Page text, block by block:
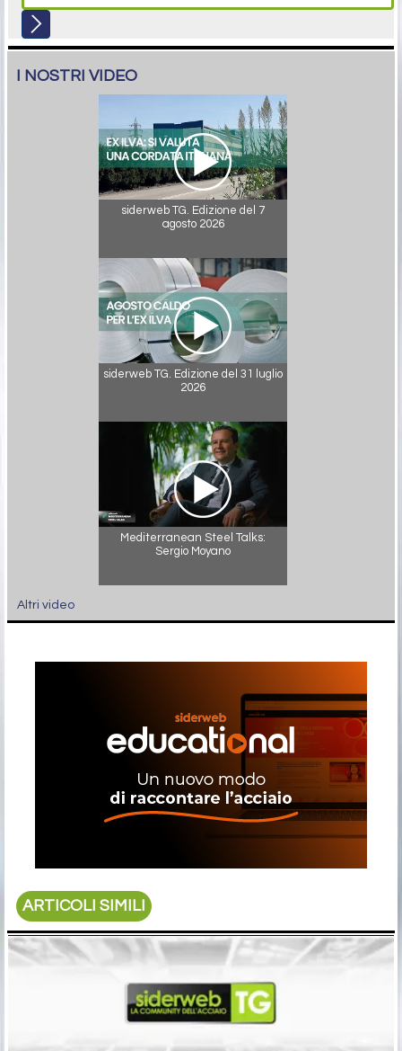
I NOSTRI VIDEO
siderweb TG. Edizione del 7
agosto 2026
siderweb TG. Edizione del 31 luglio
2026
Mediterranean Steel Talks:
Sergio Moyano
Altri video
ARTICOLI SIMILI